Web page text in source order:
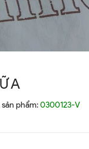
A
sản phẩm:0300123-V